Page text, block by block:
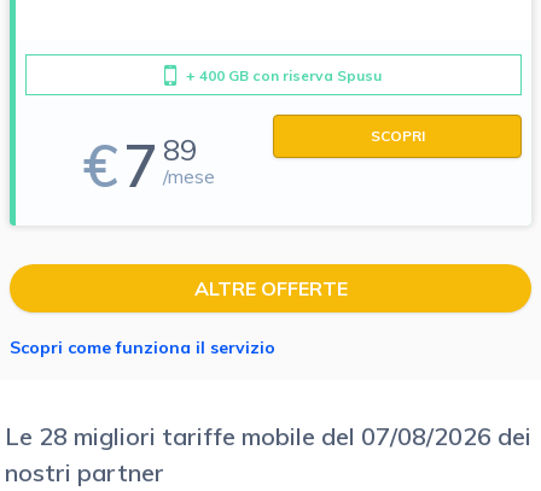
+ 400 GB con riserva Spusu
€7 89
/mese
SCOPRI
ALTRE OFFERTE
Scopri come funziona il servizio
Le 28 migliori tariffe mobile del 07/08/2026 dei
nostri partner